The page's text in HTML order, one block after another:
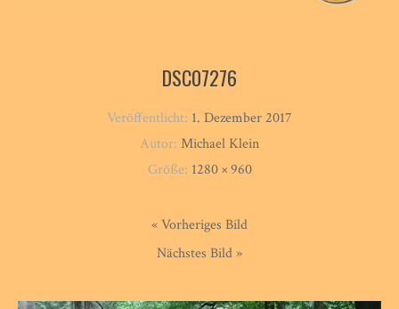
DSC07276
Veröffentlicht: 1. Dezember 2017
Autor: Michael Klein
Größe: 1280 × 960
« Vorheriges Bild
Nächstes Bild »